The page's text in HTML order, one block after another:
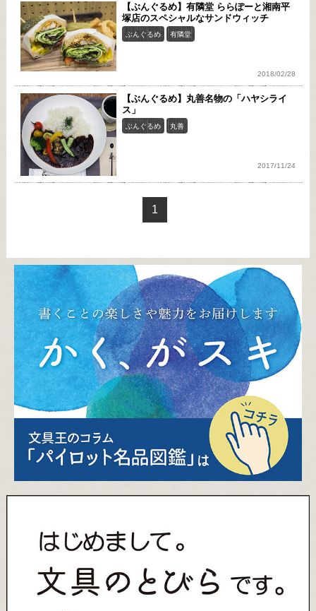
【ぶんぐるめ】有隣堂 ららぽーと湘南平
塚店のスペシャルなサンドウィッチ
ぶんぐるめ 有隣堂
2018/02/28
【ぶんぐるめ】丸善名物の「ハヤシライ
ス」
ぶんぐるめ 丸善
2017/11/24
1